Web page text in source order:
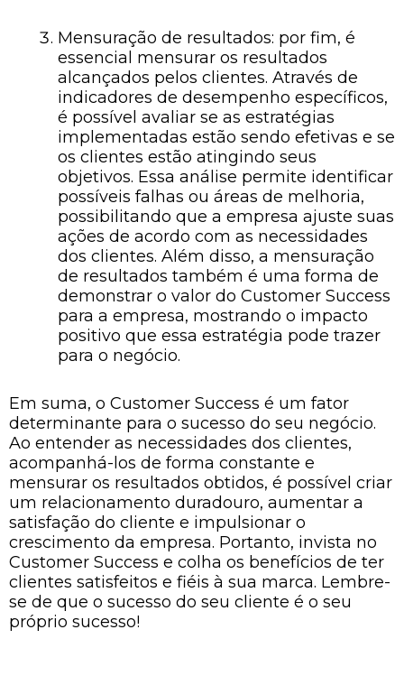
Mensuração de resultados: por fim, é
essencial mensurar os resultados
alcançados pelos clientes. Através de
indicadores de desempenho específicos,
é possível avaliar se as estratégias
implementadas estão sendo efetivas e se
os clientes estão atingindo seus
objetivos. Essa análise permite identificar
possíveis falhas ou áreas de melhoria,
possibilitando que a empresa ajuste suas
ações de acordo com as necessidades
dos clientes. Além disso, a mensuração
de resultados também é uma forma de
demonstrar o valor do Customer Success
para a empresa, mostrando o impacto
positivo que essa estratégia pode trazer
para o negócio.
Em suma, o Customer Success é um fator
determinante para o sucesso do seu negócio.
Ao entender as necessidades dos clientes,
acompanhá-los de forma constante e
mensurar os resultados obtidos, é possível criar
um relacionamento duradouro, aumentar a
satisfação do cliente e impulsionar o
crescimento da empresa. Portanto, invista no
Customer Success e colha os benefícios de ter
clientes satisfeitos e fiéis à sua marca. Lembre-
se de que o sucesso do seu cliente é o seu
próprio sucesso!